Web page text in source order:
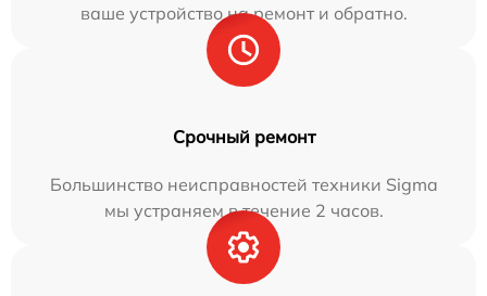
ваше устройство на ремонт и обратно.
Срочный ремонт
Большинство неисправностей техники Sigma
мы устраняем в течение 2 часов.